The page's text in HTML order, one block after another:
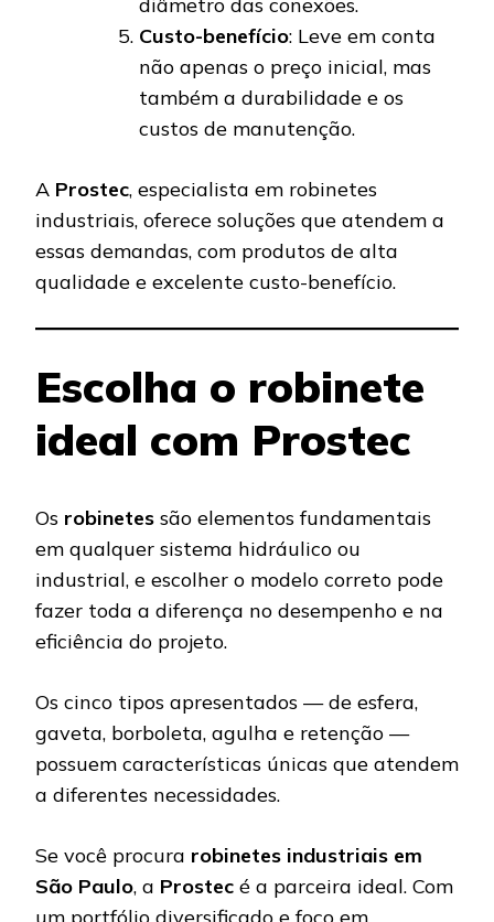
diâmetro das conexões.
Custo-benefício: Leve em conta
não apenas o preço inicial, mas
também a durabilidade e os
custos de manutenção.
A Prostec, especialista em robinetes
industriais, oferece soluções que atendem a
essas demandas, com produtos de alta
qualidade e excelente custo-benefício.
Escolha o robinete
ideal com Prostec
Os robinetes são elementos fundamentais
em qualquer sistema hidráulico ou
industrial, e escolher o modelo correto pode
fazer toda a diferença no desempenho e na
eficiência do projeto.
Os cinco tipos apresentados — de esfera,
gaveta, borboleta, agulha e retenção —
possuem características únicas que atendem
a diferentes necessidades.
Se você procura robinetes industriais em
São Paulo, a Prostec é a parceira ideal. Com
um portfólio diversificado e foco em